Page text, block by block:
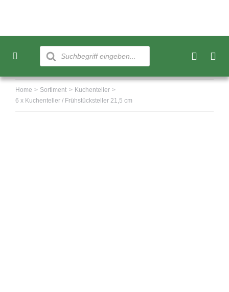
content
Products
search
Toggle
Neu
Home Sortiment
Kuchenteller
6 x Kuchenteller / Frühstücksteller 21,5 cm